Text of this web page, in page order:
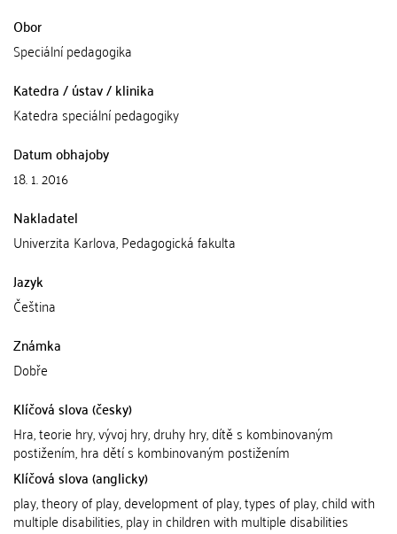
Obor
Speciální pedagogika
Katedra / ústav / klinika
Katedra speciální pedagogiky
Datum obhajoby
18. 1. 2016
Nakladatel
Univerzita Karlova, Pedagogická fakulta
Jazyk
Čeština
Známka
Dobře
Klíčová slova (česky)
Hra, teorie hry, vývoj hry, druhy hry, dítě s kombinovaným
postižením, hra dětí s kombinovaným postižením
Klíčová slova (anglicky)
play, theory of play, development of play, types of play, child with
multiple disabilities, play in children with multiple disabilities